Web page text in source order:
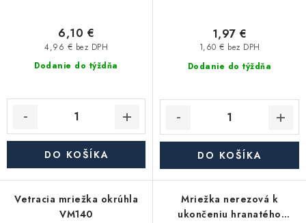
Dodanie do týždňa
4,96 € bez DPH
6,10 €
DO KOŠÍKA
Dodanie do týždňa
1,60 € bez DPH
1,97 €
DO KOŠÍKA
Vetracia mriežka okrúhla
VM140
Mriežka nerezová k
ukončeniu hranatého